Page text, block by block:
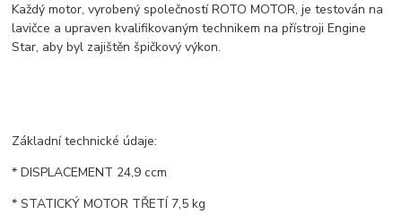
Každý motor, vyrobený společností ROTO MOTOR, je testován na
lavičce a upraven kvalifikovaným technikem na přístroji Engine
Star, aby byl zajištěn špičkový výkon.
Základní technické údaje:
* DISPLACEMENT 24,9 ccm
* STATICKÝ MOTOR TŘETÍ 7,5 kg